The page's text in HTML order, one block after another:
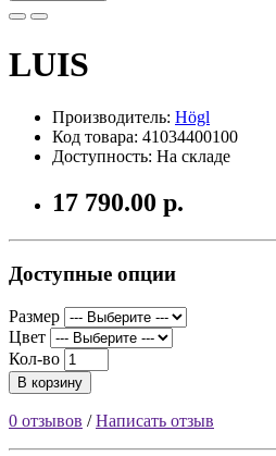
LUIS
Производитель: Högl
Код товара: 41034400100
Доступность: На складе
17 790.00 р.
Доступные опции
Размер
Цвет
Кол-во
В корзину
0 отзывов /Написать отзыв